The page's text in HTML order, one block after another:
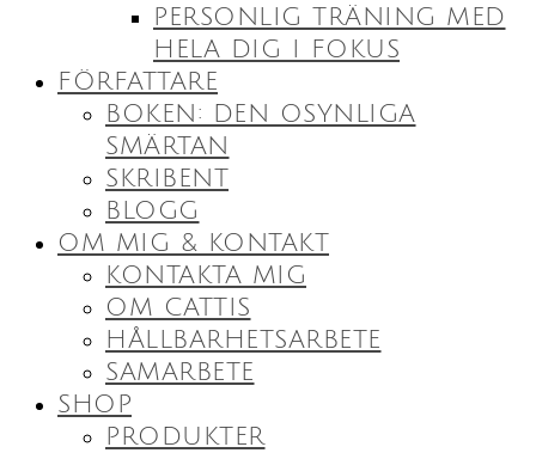
PERSONLIG TRÄNING MED
HELA DIG I FOKUS
FÖRFATTARE
BOKEN: DEN OSYNLIGA
SMÄRTAN
SKRIBENT
BLOGG
OM MIG & KONTAKT
KONTAKTA MIG
OM CATTIS
HÅLLBARHETSARBETE
SAMARBETE
SHOP
PRODUKTER